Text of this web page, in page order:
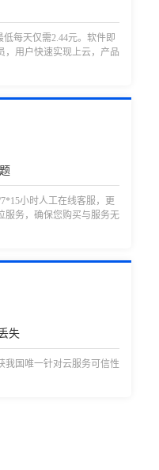
每天仅需2.44元。软件即
，用户快速实现上云，产品
小时人工在线客服，更
服务，确保您购买与服务无
失
我国唯一针对云服务可信性